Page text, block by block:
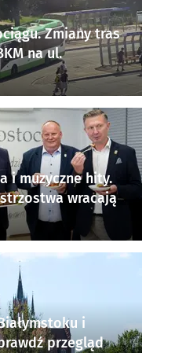
Zmiany tras
na ul.
i muzyczne hity.
wracają
i
przegląd